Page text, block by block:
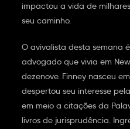
impactou a vida de
seu caminho.
O avivalista desta semana
advogado que vivia em
dezenove. Finney nasceu
despertou seu interesse
em meio a citações da
livros de jurisprudência.